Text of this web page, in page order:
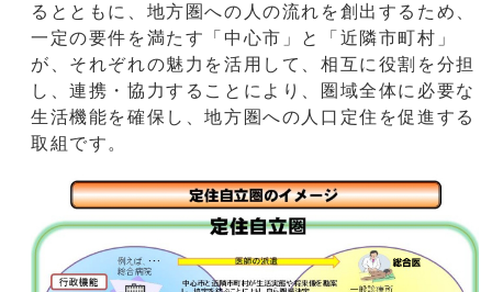
るとともに、地方圏への人の流れを創出するため、
一定の要件を満たす「中心市」と「近隣市町村」
が、それぞれの魅力を活用して、相互に役割を分担
し、連携・協力することにより、圏域全体に必要な
生活機能を確保し、地方圏への人口定住を促進する
取組です。